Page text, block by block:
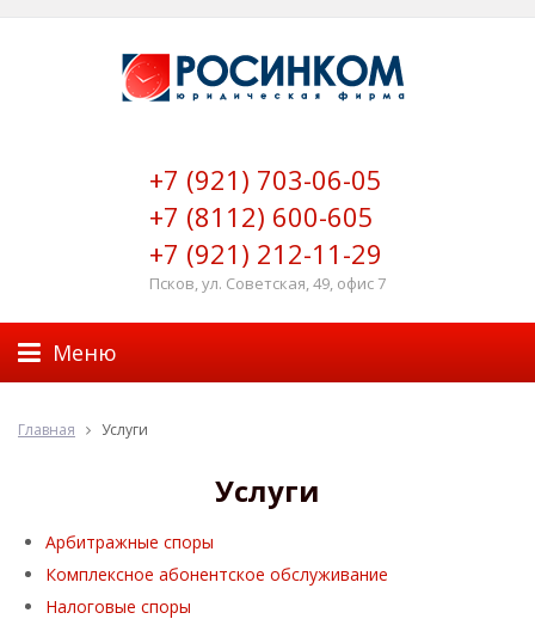
+7 (921) 703-06-05
+7 (8112) 600-605
+7 (921) 212-11-29
Псков, ул. Советская, 49, офис 7
Меню
Главная Услуги
Услуги
Арбитражные споры
Комплексное абонентское обслуживание
Налоговые споры